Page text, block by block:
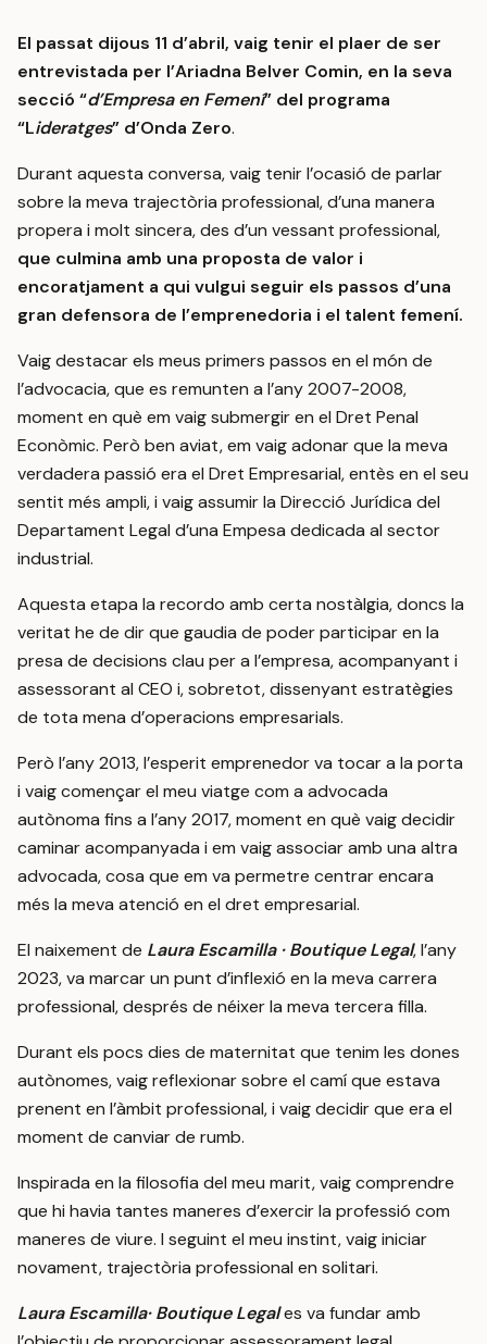
El passat dijous 11 d’abril, vaig tenir el plaer de ser
entrevistada per l’Ariadna Belver Comin, en la seva
secció “d’Empresa en Femení” del programa
“Lideratges” d’Onda Zero.
Durant aquesta conversa, vaig tenir l’ocasió de parlar
sobre la meva trajectòria professional, d’una manera
propera i molt sincera, des d’un vessant professional,
que culmina amb una proposta de valor i
encoratjament a qui vulgui seguir els passos d’una
gran defensora de l’emprenedoria i el talent femení.
Vaig destacar els meus primers passos en el món de
l’advocacia, que es remunten a l’any 2007-2008,
moment en què em vaig submergir en el Dret Penal
Econòmic. Però ben aviat, em vaig adonar que la meva
verdadera passió era el Dret Empresarial, entès en el seu
sentit més ampli, i vaig assumir la Direcció Jurídica del
Departament Legal d’una Empesa dedicada al sector
industrial.
Aquesta etapa la recordo amb certa nostàlgia, doncs la
veritat he de dir que gaudia de poder participar en la
presa de decisions clau per a l’empresa, acompanyant i
assessorant al CEO i, sobretot, dissenyant estratègies
de tota mena d’operacions empresarials.
Però l’any 2013, l’esperit emprenedor va tocar a la porta
i vaig començar el meu viatge com a advocada
autònoma fins a l’any 2017, moment en què vaig decidir
caminar acompanyada i em vaig associar amb una altra
advocada, cosa que em va permetre centrar encara
més la meva atenció en el dret empresarial.
El naixement de Laura Escamilla · Boutique Legal, l’any
2023, va marcar un punt d’inflexió en la meva carrera
professional, després de néixer la meva tercera filla.
Durant els pocs dies de maternitat que tenim les dones
autònomes, vaig reflexionar sobre el camí que estava
prenent en l’àmbit professional, i vaig decidir que era el
moment de canviar de rumb.
Inspirada en la filosofia del meu marit, vaig comprendre
que hi havia tantes maneres d’exercir la professió com
maneres de viure. I seguint el meu instint, vaig iniciar
novament, trajectòria professional en solitari.
Laura Escamilla· Boutique Legales va fundar amb